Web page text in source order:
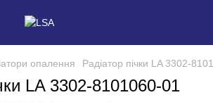
опалення Радіатор пічки LA 3302-
LA 3302-8101060-01